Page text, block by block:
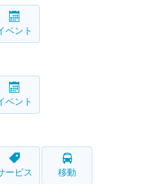
ベント
ベント
ービス 移動